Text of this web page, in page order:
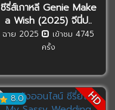
ซีรี่ส์เกาหลี Genie Make
a Wish (2025) จีนี่ป..
ฉาย 2025
เข้าชม 4745
ครั้ง
8.0 HD